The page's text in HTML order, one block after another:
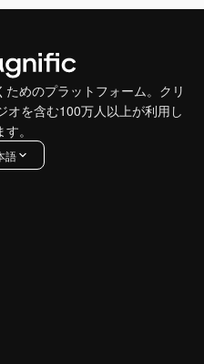
めのプラットフォーム。クリ
オを含む100万人以上が利用し
。
語